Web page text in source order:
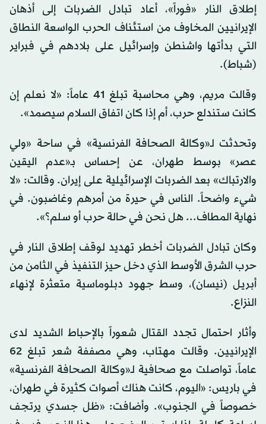
إطلاق النار «فوراً»، أعاد تبادل الضربات إلى أذهان
الإيرانيين المخاوف من استئناف الحرب الواسعة النطاق
التي بدأتها واشنطن وإسرائيل على بلادهم في فبراير
(شباط).
وقالت مريم، وهي محاسبة تبلغ 41 عاماً: «لا نعلم إن
كانت ستندلع حرب، أم إذا كان اتفاق السلام سيصمد».
وتحدثت لـ«وكالة الصحافة الفرنسية» في ساحة «ولي
عصر» بوسط طهران، عن إحساس بـ«عدم اليقين
والارتباك» بعد الضربات الإسرائيلية على إيران. وقالت: «لا
شيء واضحاً. الناس في حيرة من أمرهم وغاضبون. في
نهاية المطاف... هل نحن في حالة حرب أو سلم؟».
وكان تبادل الضربات أخطر تهديد لوقف إطلاق النار في
حرب الشرق الأوسط الذي دخل حيز التنفيذ في الثامن من
أبريل (نيسان)، وسط جهود دبلوماسية متعثرة لإنهاء
النزاع.
وأثار احتمال تجدد القتال شعوراً بالإحباط الشديد لدى
الإيرانيين. وقالت مهتاب، وهي مصففة شعر تبلغ 62
عاماً، تواصلت مع صحافية لـ«وكالة الصحافة الفرنسية»
في باريس: «اليوم، كانت هناك أصوات كثيرة في طهران،
خصوصاً في الجنوب». وأضافت: «ظل جسدي يرتجف